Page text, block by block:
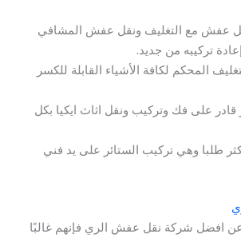
نقل عفش مع التغليف ونقل عفش المشافي
تركيبه من جديد.
المحكم لكافة الأشياء القابلة للكسر
على فك وتركيب ونقل اثاث ايكيا بكل
طلبا وهي تركيب الستائر على يد فني
عن افضل شركة نقل عفش الري فإنهم غالبًا